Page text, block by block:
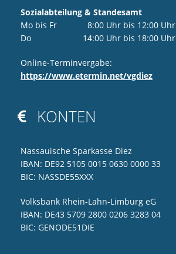
Sozialabteilung & Standesamt
Mo bis Fr 8:00 Uhr bis 12:00 Uhr
Do 14:00 Uhr bis 18:00 Uhr
Online-Terminvergabe:
https://www.etermin.net/vgdiez
 KONTEN
Nassauische Sparkasse Diez
IBAN: DE92 5105 0015 0630 0000 33
BIC: NASSDE55XXX
Volksbank Rhein-Lahn-Limburg eG
IBAN: DE43 5709 2800 0206 3283 04
BIC: GENODE51DIE